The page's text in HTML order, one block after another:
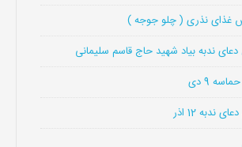
ندبه بیاد شهید حاج قاسم سلیمانی
9 دی
ندبه 12 اذر